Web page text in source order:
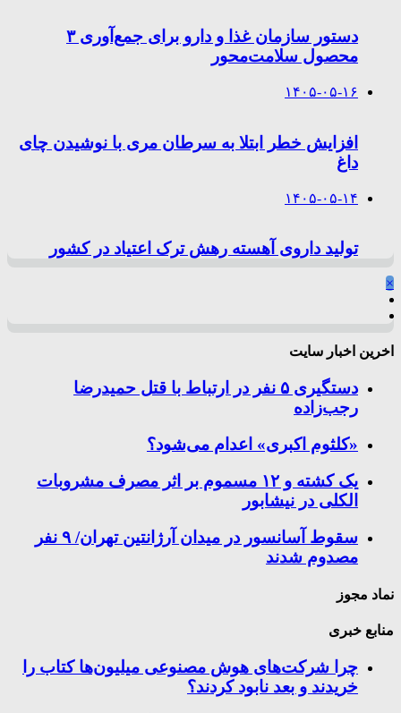
دستور سازمان غذا و دارو برای جمع‌آوری ۳
محصول سلامت‌محور
۱۴۰۵-۰۵-۱۶
افزایش خطر ابتلا به سرطان مری با نوشیدن چای
داغ
۱۴۰۵-۰۵-۱۴
تولید داروی آهسته رهش ترک اعتیاد در کشور
×
اخرین اخبار سایت
دستگیری ۵ نفر در ارتباط با قتل حمیدرضا
رجب‌زاده
«کلثوم اکبری» اعدام می‌شود؟
یک کشته و ۱۲ مسموم بر اثر مصرف مشروبات
الکلی در نیشابور
سقوط آسانسور در میدان آرژانتین تهران/ ۹ نفر
مصدوم شدند
نماد مجوز
منابع خبری
چرا شرکت‌های هوش مصنوعی میلیون‌ها کتاب را
خریدند و بعد نابود کردند؟